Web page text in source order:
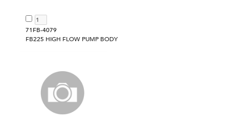
71FB-4079
FB225 HIGH FLOW PUMP BODY